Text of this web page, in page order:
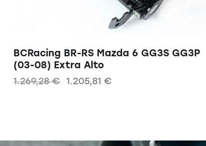
BCRacing BR-RS Mazda 6 GG3S GG3P
(03-08) Extra Alto
1.269,28€ 1.205,81 €